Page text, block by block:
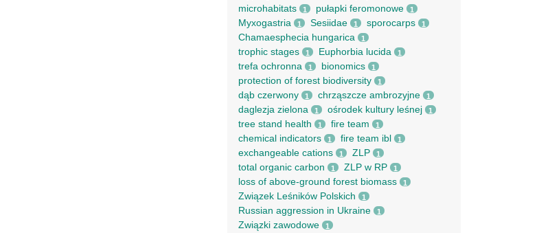
microhabitats 1 pułapki feromonowe 1
Myxogastria 1 Sesiidae 1 sporocarps 1
Chamaesphecia hungarica 1
trophic stages 1 Euphorbia lucida 1
trefa ochronna 1 bionomics 1
protection of forest biodiversity 1
dąb czerwony 1 chrząszcze ambrozyjne 1
daglezja zielona 1 ośrodek kultury leśnej 1
tree stand health 1 fire team 1
chemical indicators 1 fire team ibl 1
exchangeable cations 1 ZLP 1
total organic carbon 1 ZLP w RP 1
loss of above-ground forest biomass 1
Związek Leśników Polskich 1
Russian aggression in Ukraine 1
Związki zawodowe 1